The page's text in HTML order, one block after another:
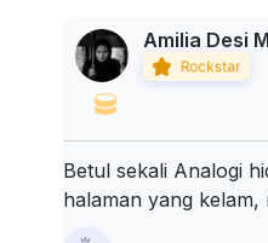
Amilia Desi
Betul sekali Analogi
halaman yang